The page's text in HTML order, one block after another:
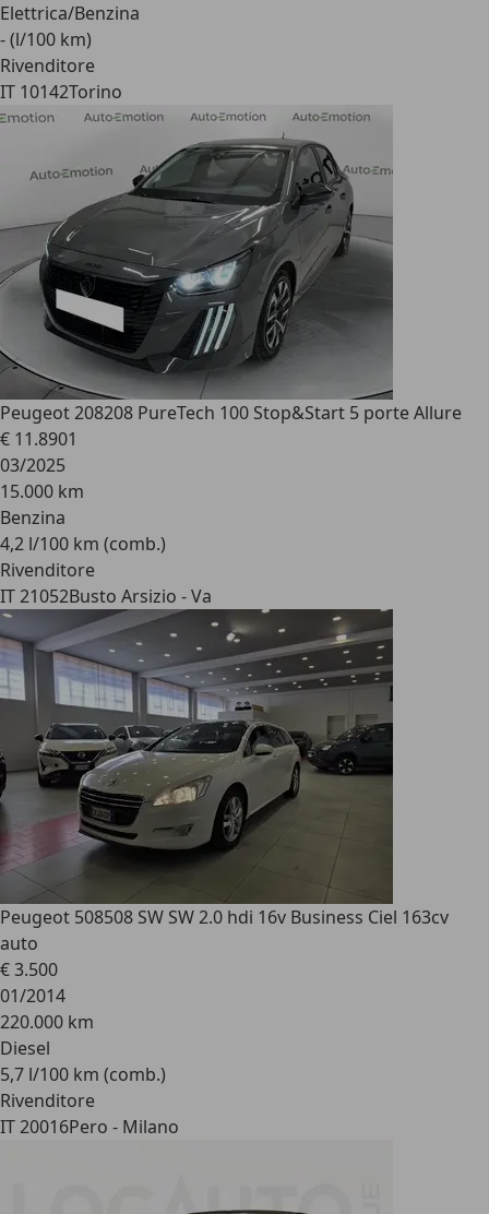
Elettrica/Benzina
- (l/100 km)
Rivenditore
IT 10142Torino
Peugeot 208208 PureTech 100 Stop&Start 5 porte Allure
€ 11.8901
03/2025
15.000 km
Benzina
4,2 l/100 km (comb.)
Rivenditore
IT 21052Busto Arsizio - Va
Peugeot 508508 SW SW 2.0 hdi 16v Business Ciel 163cv
auto
€ 3.500
01/2014
220.000 km
Diesel
5,7 l/100 km (comb.)
Rivenditore
IT 20016Pero - Milano